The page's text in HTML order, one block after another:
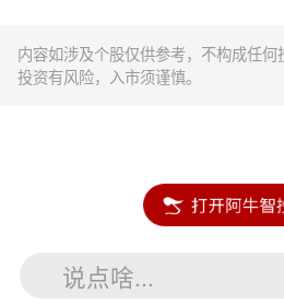
内容如涉及个股仅供参考，不构成任何
投资有风险，入市须谨慎。
说点啥...